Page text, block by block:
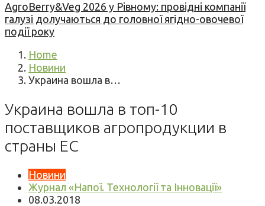
AgroBerry&Veg 2026 у Рівному: провідні компанії
галузі долучаються до головної ягідно-овочевої
події року
Home
Новини
Украина вошла в…
Украина вошла в топ-10
поставщиков агропродукции в
страны ЕС
Новини
Журнал «Напої. Технології та Інновації»
08.03.2018